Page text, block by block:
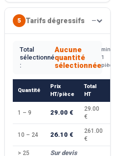
5 Tarifs dégressifs —
Total
sélectionné
:
Aucune
quantité
sélectionnée
min.
1
pièce
Quantité
Prix
HT/pièce
Total
HT
1 – 9 29.00 €
29.00
€
10 – 24 26.10 €
261.00
€
> 25 Sur devis